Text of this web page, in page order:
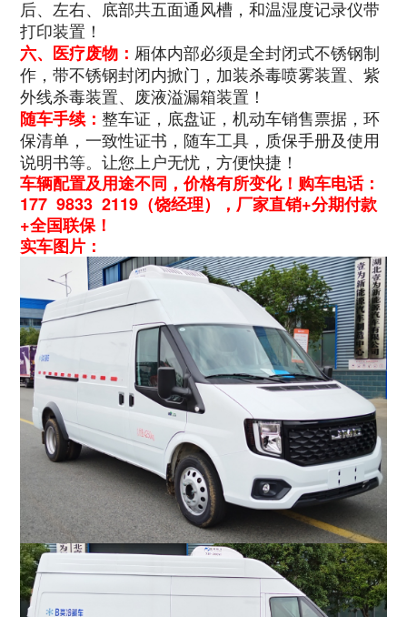
后、左右、底部共五面通风槽，和温湿度记录仪带
打印装置！
六、医疗废物：厢体内部必须是全封闭式不锈钢制
作，带不锈钢封闭内掀门，加装杀毒喷雾装置、紫
外线杀毒装置、废液溢漏箱装置！
随车手续：整车证，底盘证，机动车销售票据，环
保清单，一致性证书，随车工具，质保手册及使用
说明书等。让您上户无忧，方便快捷！
车辆配置及用途不同，价格有所变化！购车电话：
177 9833 2119（饶经理），厂家直销+分期付款
+全国联保！
实车图片：